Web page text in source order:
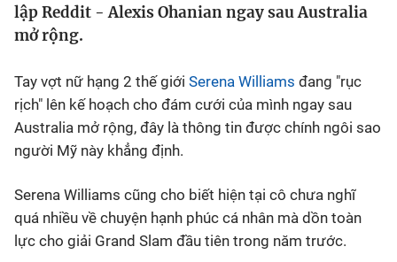
Sự kiện
Bóng đá
Thể thao Điện tử
Các môn khác
VIDEO
lập Reddit - Alexis Ohanian ngay sau Australia
mở rộng.
Tay vợt nữ hạng 2 thế giới Serena Williams đang "rục
rịch" lên kế hoạch cho đám cưới của mình ngay sau
Australia mở rộng, đây là thông tin được chính ngôi sao
người Mỹ này khẳng định.
Serena Williams cũng cho biết hiện tại cô chưa nghĩ
quá nhiều về chuyện hạnh phúc cá nhân mà dồn toàn
lực cho giải Grand Slam đầu tiên trong năm trước.